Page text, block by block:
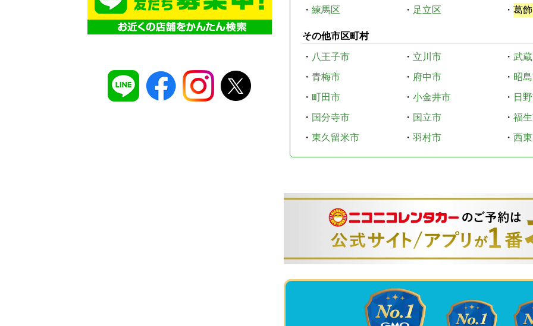
・ 練馬区 ・ 足立区 ・ 葛
その他市区町村
・ 八王子市 ・ 立川市 ・ 武
・ 青梅市 ・ 府中市 ・ 昭
・ 町田市 ・ 小金井市 ・ 日
・ 国分寺市 ・ 国立市 ・ 福
・ 東久留米市 ・ 羽村市 ・ 西